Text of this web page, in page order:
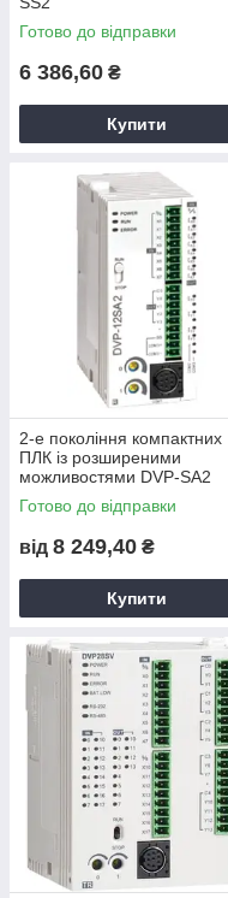
Готово до відправки
6 386,60 ₴
Купити
2-е покоління компактних
ПЛК із розширеними
можливостями DVP-SA2
Готово до відправки
від 8 249,40 ₴
Купити